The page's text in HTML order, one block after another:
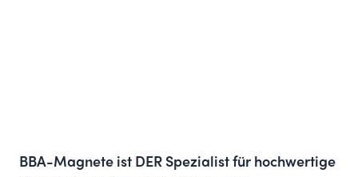
BBA-Magnete ist DER Spezialist für hochwertige